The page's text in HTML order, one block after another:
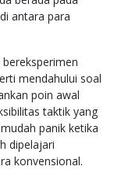
antara para
mendahului soal
poin awal
taktik yang
panik ketika
dipelajari
konvensional.